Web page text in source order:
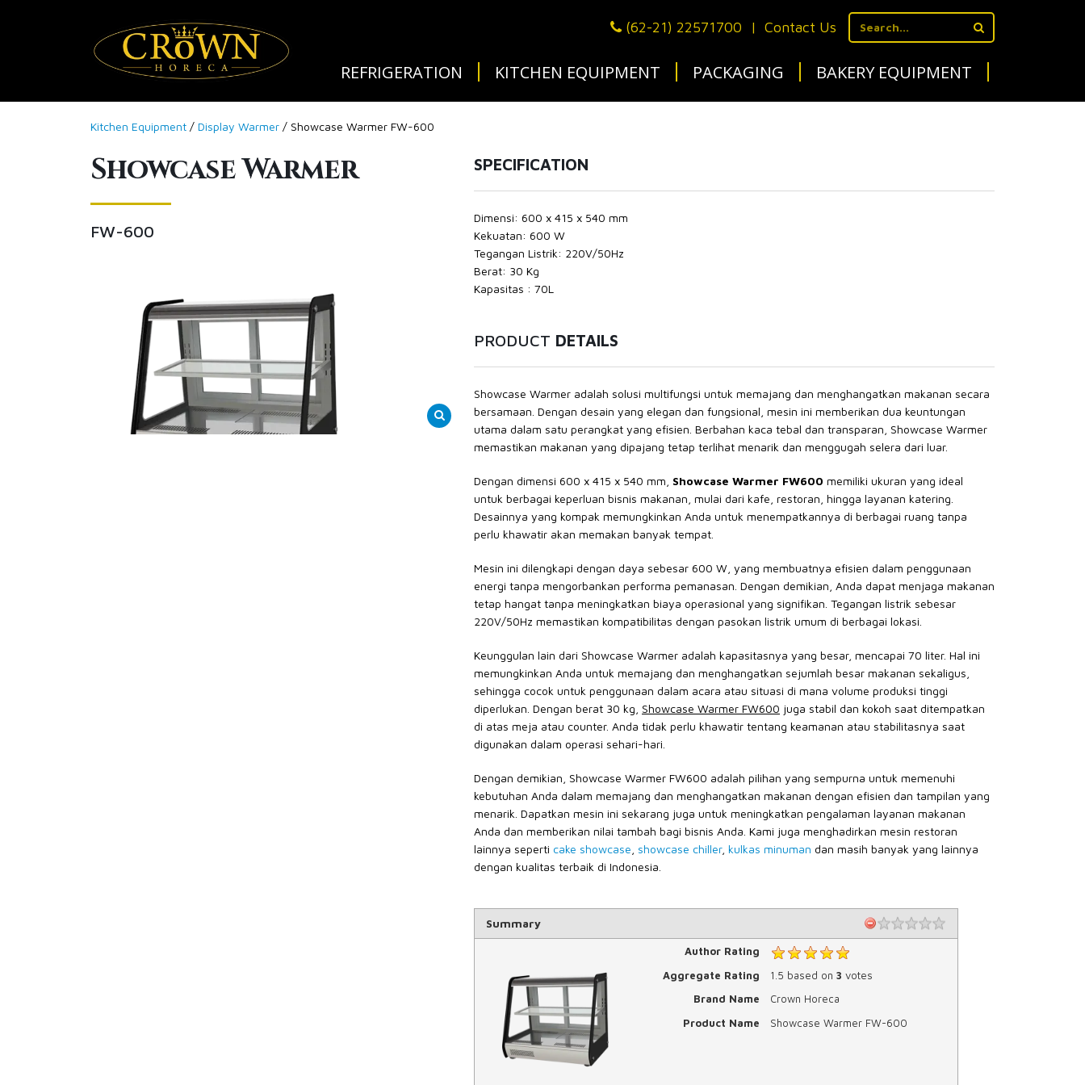
(62-21) 22571700 | Contact Us
REFRIGERATION KITCHEN EQUIPMENT PACKAGING BAKERY EQUIPMENT
Kitchen Equipment / Display Warmer / Showcase Warmer FW-600
Showcase Warmer
FW-600
SPECIFICATION
Dimensi: 600 x 415 x 540 mm
Kekuatan: 600 W
Tegangan Listrik: 220V/50Hz
Berat: 30 Kg
Kapasitas : 70L
PRODUCT DETAILS
Showcase Warmer adalah solusi multifungsi untuk memajang dan menghangatkan makanan secara
bersamaan. Dengan desain yang elegan dan fungsional, mesin ini memberikan dua keuntungan
utama dalam satu perangkat yang efisien. Berbahan kaca tebal dan transparan, Showcase Warmer
memastikan makanan yang dipajang tetap terlihat menarik dan menggugah selera dari luar.
Dengan dimensi 600 x 415 x 540 mm, Showcase Warmer FW600 memiliki ukuran yang ideal
untuk berbagai keperluan bisnis makanan, mulai dari kafe, restoran, hingga layanan katering.
Desainnya yang kompak memungkinkan Anda untuk menempatkannya di berbagai ruang tanpa
perlu khawatir akan memakan banyak tempat.
Mesin ini dilengkapi dengan daya sebesar 600 W, yang membuatnya efisien dalam penggunaan
energi tanpa mengorbankan performa pemanasan. Dengan demikian, Anda dapat menjaga makanan
tetap hangat tanpa meningkatkan biaya operasional yang signifikan. Tegangan listrik sebesar
220V/50Hz memastikan kompatibilitas dengan pasokan listrik umum di berbagai lokasi.
Keunggulan lain dari Showcase Warmer adalah kapasitasnya yang besar, mencapai 70 liter. Hal ini
memungkinkan Anda untuk memajang dan menghangatkan sejumlah besar makanan sekaligus,
sehingga cocok untuk penggunaan dalam acara atau situasi di mana volume produksi tinggi
diperlukan. Dengan berat 30 kg, Showcase Warmer FW600 juga stabil dan kokoh saat ditempatkan
di atas meja atau counter. Anda tidak perlu khawatir tentang keamanan atau stabilitasnya saat
digunakan dalam operasi sehari-hari.
Dengan demikian, Showcase Warmer FW600 adalah pilihan yang sempurna untuk memenuhi
kebutuhan Anda dalam memajang dan menghangatkan makanan dengan efisien dan tampilan yang
menarik. Dapatkan mesin ini sekarang juga untuk meningkatkan pengalaman layanan makanan
Anda dan memberikan nilai tambah bagi bisnis Anda. Kami juga menghadirkan mesin restoran
lainnya seperti cake showcase showcase chiller, kulkas minuman dan masih banyak yang lainnya
dengan kualitas terbaik di Indonesia.
Summary
Author Rating
Aggregate Rating
1.5 based on 3 votes
Brand Name
Crown Horeca
Product Name
Showcase Warmer FW-600